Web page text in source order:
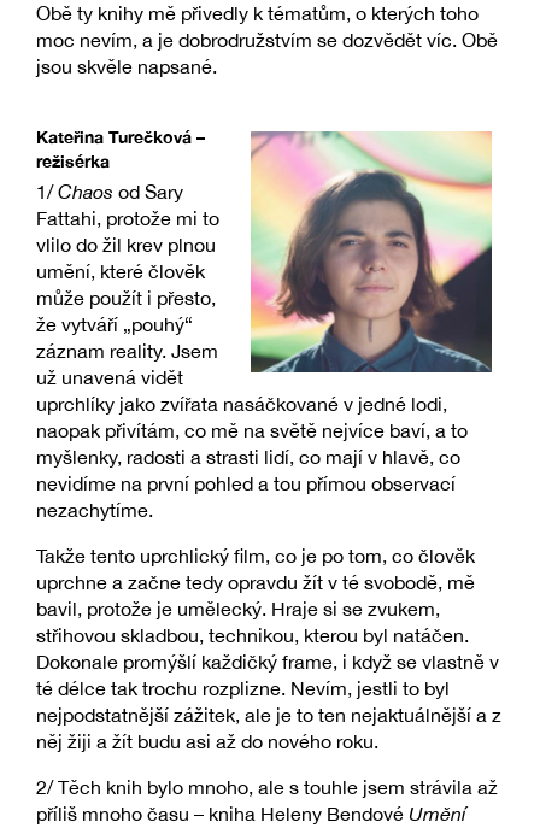
Obě ty knihy mě přivedly k tématům, o kterých toho
moc nevím, a je dobrodružstvím se dozvědět víc. Obě
jsou skvěle napsané.
Kateřina Turečková –
režisérka
1/Chaos od Sary
Fattahi, protože mi to
vlilo do žil krev plnou
umění, které člověk
může použít i přesto,
že vytváří „pouhý“
záznam reality. Jsem
už unavená vidět
uprchlíky jako zvířata nasáčkované v jedné lodi,
naopak přivítám, co mě na světě nejvíce baví, a to
myšlenky, radosti a strasti lidí, co mají v hlavě, co
nevidíme na první pohled a tou přímou observací
nezachytíme.
Takže tento uprchlický film, co je po tom, co člověk
uprchne a začne tedy opravdu žít v té svobodě, mě
bavil, protože je umělecký. Hraje si se zvukem,
střihovou skladbou, technikou, kterou byl natáčen.
Dokonale promýšlí každičký frame, i když se vlastně v
té délce tak trochu rozplizne. Nevím, jestli to byl
nejpodstatnější zážitek, ale je to ten nejaktuálnější a z
něj žiji a žít budu asi až do nového roku.
2/ Těch knih bylo mnoho, ale s touhle jsem strávila až
příliš mnoho času – kniha Heleny Bendové Umění